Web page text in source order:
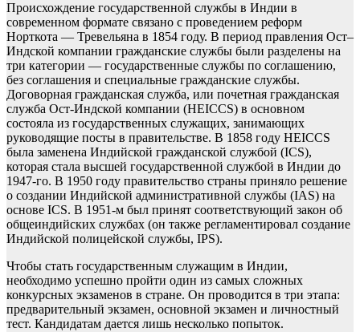
Происхождение государственной службы в Индии в
современном формате связано с проведением реформ
Норткота — Тревельяна в 1854 году. В период правления Ост–
Индской компании гражданские службы были разделены на
три категории — государственные службы по соглашению,
без соглашения и специальные гражданские службы.
Договорная гражданская служба, или почетная гражданская
служба Ост-Индской компании (HEICCS) в основном
состояла из государственных служащих, занимающих
руководящие посты в правительстве. В 1858 году HEICCS
была заменена Индийской гражданской службой (ICS),
которая стала высшей государственной службой в Индии до
1947-го. В 1950 году правительство страны приняло решение
о создании Индийской административной службы (IAS) на
основе ICS. В 1951-м был принят соответствующий закон об
общеиндийских службах (он также регламентировал создание
Индийской полицейской службы, IPS).
Чтобы стать государственным служащим в Индии,
необходимо успешно пройти один из самых сложных
конкурсных экзаменов в стране. Он проводится в три этапа:
предварительный экзамен, основной экзамен и личностный
тест. Кандидатам дается лишь несколько попыток.